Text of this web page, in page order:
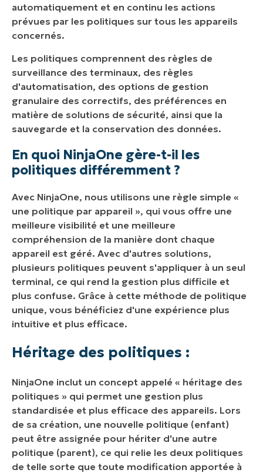
automatiquement et en continu les actions
prévues par les politiques sur tous les appareils
concernés.
Les politiques comprennent des règles de
surveillance des terminaux, des règles
d'automatisation, des options de gestion
granulaire des correctifs, des préférences en
matière de solutions de sécurité, ainsi que la
sauvegarde et la conservation des données.
En quoi NinjaOne gère-t-il les
politiques différemment ?
Avec NinjaOne, nous utilisons une règle simple «
une politique par appareil », qui vous offre une
meilleure visibilité et une meilleure
compréhension de la manière dont chaque
appareil est géré. Avec d'autres solutions,
plusieurs politiques peuvent s'appliquer à un seul
terminal, ce qui rend la gestion plus difficile et
plus confuse. Grâce à cette méthode de politique
unique, vous bénéficiez d'une expérience plus
intuitive et plus efficace.
Héritage des politiques :
NinjaOne inclut un concept appelé « héritage des
politiques » qui permet une gestion plus
standardisée et plus efficace des appareils. Lors
de sa création, une nouvelle politique (enfant)
peut être assignée pour hériter d'une autre
politique (parent), ce qui relie les deux politiques
de telle sorte que toute modification apportée à